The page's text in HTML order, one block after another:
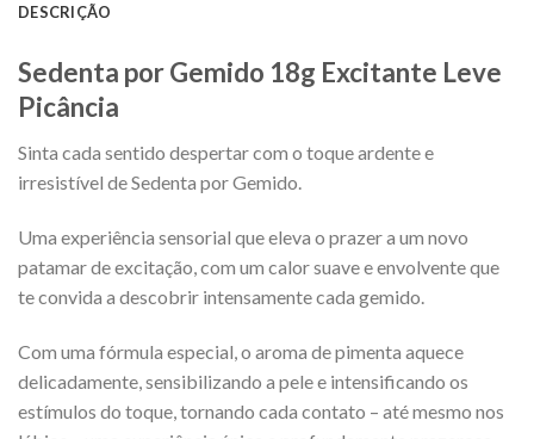
DESCRIÇÃO
Sedenta por Gemido 18g Excitante Leve
Picância
Sinta cada sentido despertar com o toque ardente e
irresistível de Sedenta por Gemido.
Uma experiência sensorial que eleva o prazer a um novo
patamar de excitação, com um calor suave e envolvente que
te convida a descobrir intensamente cada gemido.
Com uma fórmula especial, o aroma de pimenta aquece
delicadamente, sensibilizando a pele e intensificando os
estímulos do toque, tornando cada contato – até mesmo nos